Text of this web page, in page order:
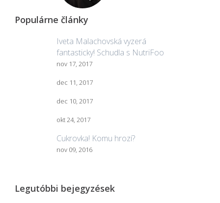
Populárne články
Iveta Malachovská vyzerá
fantasticky! Schudla s NutriFoo
nov 17, 2017
dec 11, 2017
dec 10, 2017
okt 24, 2017
Cukrovka! Komu hrozí?
nov 09, 2016
Legutóbbi bejegyzések